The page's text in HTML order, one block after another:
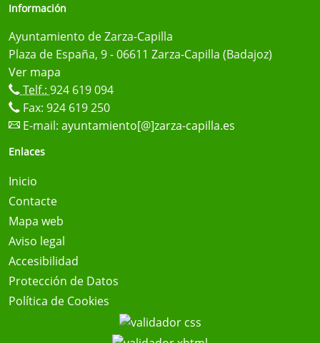
Información
Ayuntamiento de Zarza-Capilla
Plaza de España, 9 - 06611 Zarza-Capilla (Badajoz)
Ver mapa
Telf.: 924 619 094
Fax: 924 619 250
E-mail: ayuntamiento[@]zarza-capilla.es
Enlaces
Inicio
Contacte
Mapa web
Aviso legal
Accesibilidad
Protección de Datos
Política de Cookies